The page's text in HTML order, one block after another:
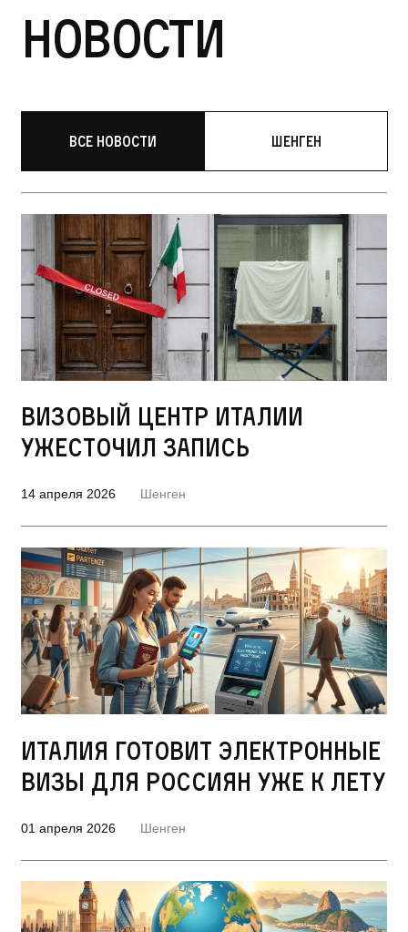
Новости
Все новости Шенген
Визовый центр Италии
ужесточил запись
14 апреля 2026 Шенген
Италия готовит электронные
визы для россиян уже к лету
01 апреля 2026 Шенген